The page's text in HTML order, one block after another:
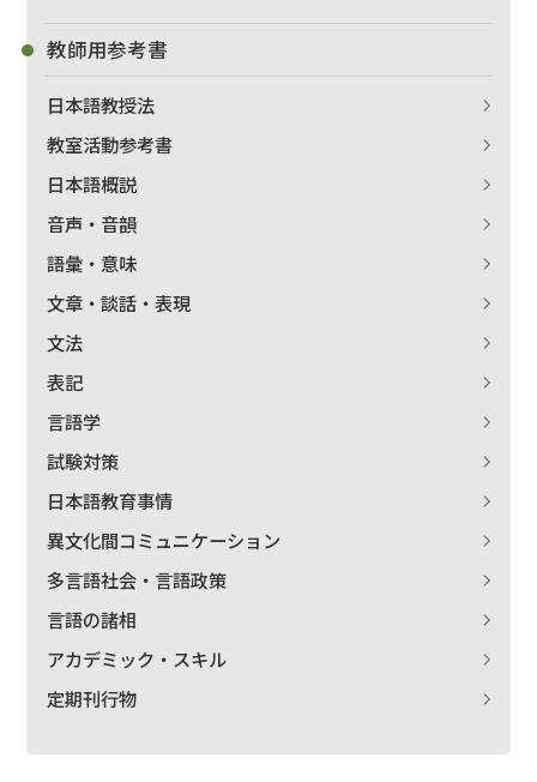
教師用参考書
日本語教授法
教室活動参考書
日本語概説
音声・音韻
語彙・意味
文章・談話・表現
文法
表記
言語学
試験対策
日本語教育事情
異文化間コミュニケーション
多言語社会・言語政策
言語の諸相
アカデミック・スキル
定期刊行物